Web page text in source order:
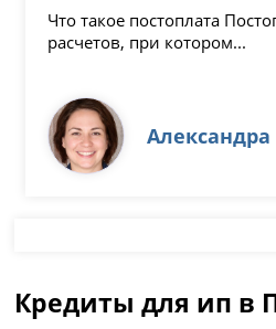
Что такое постоплата
расчетов, при котором...
Кредиты для ип в